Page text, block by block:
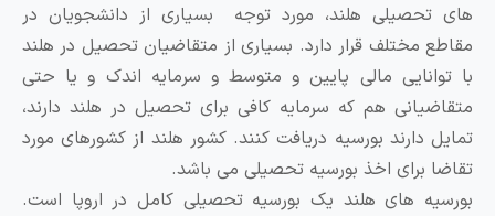
تحصیلی هلند، مورد توجه بسیاری از دانشجویان در
مختلف قرار دارد. بسیاری از متقاضیان تحصیل در هلند
توانایی مالی پایین و متوسط و سرمایه اندک و یا حتی
هم که سرمایه کافی برای تحصیل در هلند دارند،
دارند بورسیه دریافت کنند. کشور هلند از کشورهای مورد
برای اخذ بورسیه تحصیلی می باشد.
های هلند یک بورسیه تحصیلی کامل در اروپا است.